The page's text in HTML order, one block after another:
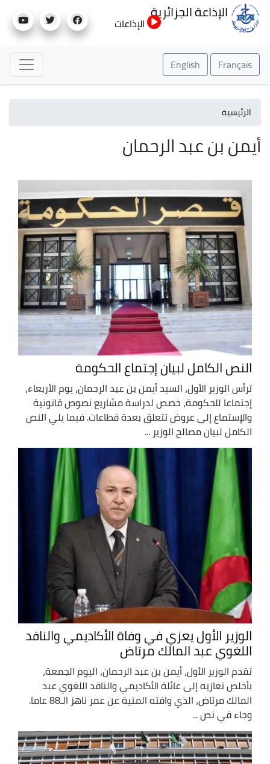
إلى
الإذاعة الجزائرية
الإذاعات
Français
English
الرئيسية
أيمن بن عبد الرحمان
النص الكامل لبيان إجتماع الحكومة
ترأس الوزير الأول، السيد أيمن بن عبد الرحمان، يوم الأربعاء،
إجتماعا للحكومة، خصص لدراسة مشاريع نصوص قانونية
والإستماع إلى عروض تتعلق بعدة قطاعات. فيما يلي النص
الكامل لبيان مصالح الوزير ...
الوزير الأول يعزي في وفاة الأكاديمي والناقد
اللغوي عبد المالك مرتاض
تقدم الوزير الأول، أيمن بن عبد الرحمان، اليوم الجمعة،
بأخلص تعازيه إلى عائلة الأكاديمي والناقد اللغوي عبد
المالك مرتاض، الذي وافته المنية عن عمر ناهز الـ88 عاما.
وجاء في نص ...